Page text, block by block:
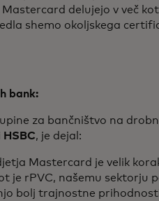
delujejo v več
shemo okoljskega
bank:
za bančništvo na
HSBC, je dejal:
Mastercard je velik
je rPVC, našemu sektorju
bolj trajnostne